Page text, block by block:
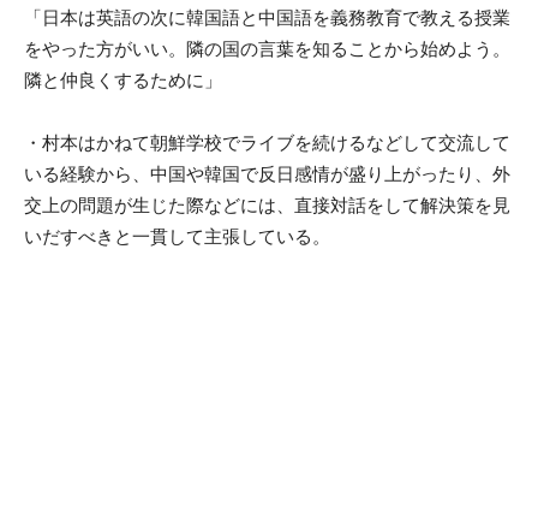
「日本は英語の次に韓国語と中国語を義務教育で教える授業
をやった方がいい。隣の国の言葉を知ることから始めよう。
隣と仲良くするために」
・村本はかねて朝鮮学校でライブを続けるなどして交流して
いる経験から、中国や韓国で反日感情が盛り上がったり、外
交上の問題が生じた際などには、直接対話をして解決策を見
いだすべきと一貫して主張している。